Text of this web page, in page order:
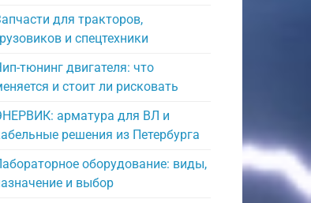
для тракторов,
и спецтехники
тюнинг двигателя: что
и стоит ли рисковать
арматура для ВЛ и
решения из Петербурга
оборудование: виды,
и выбор